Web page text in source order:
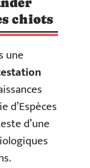
chiots
une
d’Espèces
d’une